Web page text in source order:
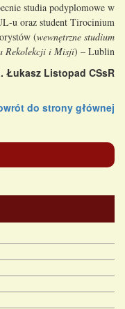
studia podyplomowe w
u oraz student Tirocinium
(wewnętrzne studium
Rekolekcji i Misji) – Lublin
Łukasz Listopad CSsR
do strony głównej